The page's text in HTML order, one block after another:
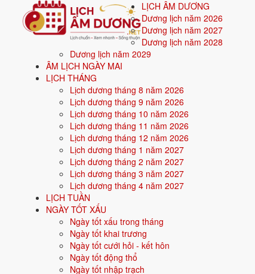
LỊCH ÂM DƯƠNG
Dương lịch năm 2026
Dương lịch năm 2027
Dương lịch năm 2028
Dương lịch năm 2029
ÂM LỊCH NGÀY MAI
LỊCH THÁNG
Lịch dương tháng 8 năm 2026
Lịch dương tháng 9 năm 2026
Lịch dương tháng 10 năm 2026
Lịch dương tháng 11 năm 2026
Lịch dương tháng 12 năm 2026
Lịch dương tháng 1 năm 2027
Lịch dương tháng 2 năm 2027
Lịch dương tháng 3 năm 2027
Lịch dương tháng 4 năm 2027
LỊCH TUẦN
NGÀY TỐT XẤU
Ngày tốt xấu trong tháng
Ngày tốt khai trương
Ngày tốt cưới hỏi - kết hôn
Ngày tốt động thổ
Ngày tốt nhập trạch
Trang chủ
Mệnh ngũ hành
Sinh năm 1977
⛰️ Sinh năm1977mệnh gì? Đinh
Người sinh năm 1977là tuổi
Sinh năm 1977(Đinh Tỵ, con Rắn) thuộc mệnh
Màu hợp:Vàng đất, Nâu, Be.Hướng hợp:Trung tâm, Tây Nam,
Vận khí khi sinh:Vận 6 Lục Bạch Kim (1964-1983) - Quyền lực,
2026 :50 tuổi mụ, năm Bính Ngọ - Bình hoà với Thái Tuế.
Sinh năm 1977 là tuổi gì, mệnh gì?
Người sinh năm1977là tuổiĐinh Tỵ